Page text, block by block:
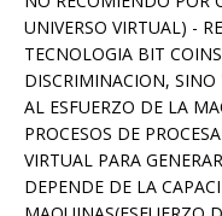
UNIVERSO VIRTUAL) -
TECNOLOGIA BIT
DISCRIMINACION,
AL ESFUERZO DE LA
PROCESOS DE
VIRTUAL PARA
DEPENDE DE LA